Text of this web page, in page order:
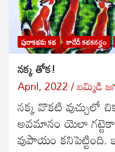
పురాకథకు కథ కాదేదీ కథకనర్హం
నక్క తోక!
April, 2022 బ‌మ్మిడి
నక్క వొకటి వుచ్చులో
అవమానం యెలా
వుపాయం